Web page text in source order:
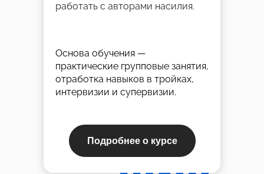
работать с авторами насилия.
Подробнее о курсе
Основа обучения —
практические групповые занятия,
отработка навыков в тройках,
интервизии и супервизии.